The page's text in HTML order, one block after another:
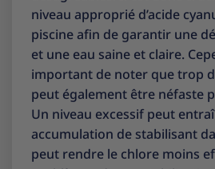
niveau approprié d’acide
piscine afin de garantir une
et une eau saine et claire.
important de noter que trop
peut également être néfaste
Un niveau excessif peut
accumulation de stabilisant
peut rendre le chlore moins